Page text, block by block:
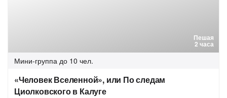
Пешая
2 часа
Мини-группа до 10 чел.
«Человек Вселенной», или По следам
Циолковского в Калуге